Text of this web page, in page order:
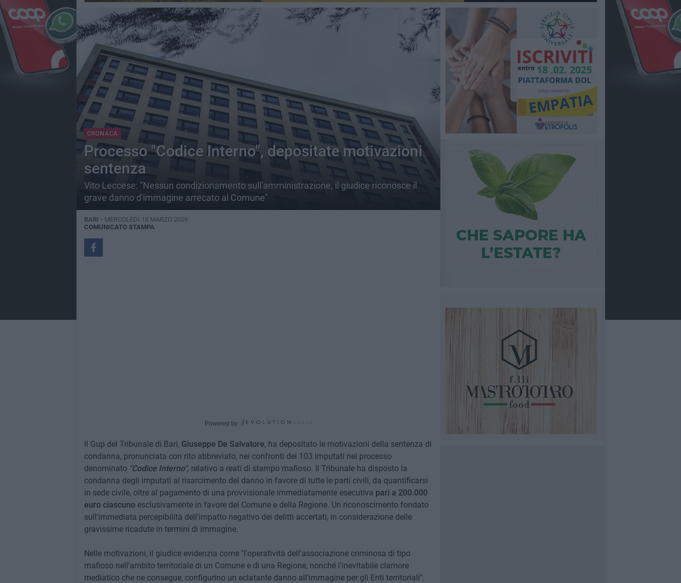
CRONACA
Processo "Codice Interno", depositate motivazioni
sentenza
Vito Leccese: "Nessun condizionamento sull'amministrazione, il giudice riconosce il
grave danno d'immagine arrecato al Comune"
BARI - MERCOLEDÌ 18 MARZO 2026
COMUNICATO STAMPA
Powered by
Il Gup del Tribunale di Bari, Giuseppe De Salvatore, ha depositato le motivazioni della sentenza di
condanna, pronunciata con rito abbreviato, nei confronti dei 103 imputati nel processo
denominato "Codice Interno", relativo a reati di stampo mafioso. Il Tribunale ha disposto la
condanna degli imputati al risarcimento del danno in favore di tutte le parti civili, da quantificarsi
in sede civile, oltre al pagamento di una provvisionale immediatamente esecutiva pari a 200.000
euro ciascunoesclusivamente in favore del Comune e della Regione. Un riconoscimento fondato
sull'immediata percepibilità dell'impatto negativo dei delitti accertati, in considerazione delle
gravissime ricadute in termini di immagine.
Nelle motivazioni, il giudice evidenzia come "l'operatività dell'associazione criminosa di tipo
mafioso nell'ambito territoriale di un Comune e di una Regione, nonché l'inevitabile clamore
mediatico che ne consegue, configurino un eclatante danno all'immagine per gli Enti territoriali".